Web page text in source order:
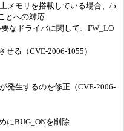
メモリを搭載している場合、/p
とへの対応
なドライバに関して、FW_LO
る（CVE-2006-1055）
発生するのを修正（CVE-2006-
にBUG_ONを削除